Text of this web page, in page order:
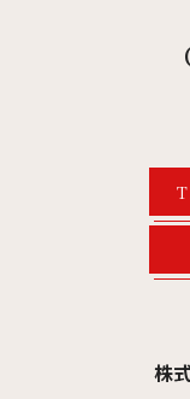
株